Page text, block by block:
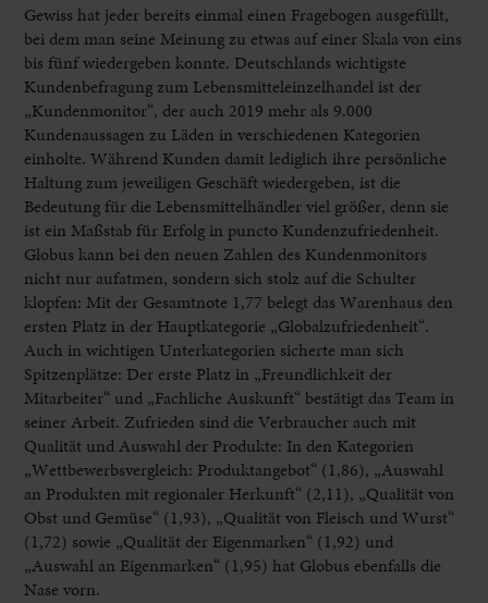
Gewiss hat jeder bereits einmal einen Fragebogen ausgefüllt,
bei dem man seine Meinung zu etwas auf einer Skala von eins
bis fünf wiedergeben konnte. Deutschlands wichtigste
Kundenbefragung zum Lebensmitteleinzelhandel ist der
„Kundenmonitor“, der auch 2019 mehr als 9.000
Kundenaussagen zu Läden in verschiedenen Kategorien
einholte. Während Kunden damit lediglich ihre persönliche
Haltung zum jeweiligen Geschäft wiedergeben, ist die
Bedeutung für die Lebensmittelhändler viel größer, denn sie
ist ein Maßstab für Erfolg in puncto Kundenzufriedenheit.
Globus kann bei den neuen Zahlen des Kundenmonitors
nicht nur aufatmen, sondern sich stolz auf die Schulter
klopfen: Mit der Gesamtnote 1,77 belegt das Warenhaus den
ersten Platz in der Hauptkategorie „Globalzufriedenheit“.
Auch in wichtigen Unterkategorien sicherte man sich
Spitzenplätze: Der erste Platz in „Freundlichkeit der
Mitarbeiter“ und „Fachliche Auskunft“ bestätigt das Team in
seiner Arbeit. Zufrieden sind die Verbraucher auch mit
Qualität und Auswahl der Produkte: In den Kategorien
„Wettbewerbsvergleich: Produktangebot“ (1,86), „Auswahl
an Produkten mit regionaler Herkunft“ (2,11), „Qualität von
Obst und Gemüse“ (1,93), „Qualität von Fleisch und Wurst“
(1,72) sowie „Qualität der Eigenmarken“ (1,92) und
„Auswahl an Eigenmarken“ (1,95) hat Globus ebenfalls die
Nase vorn.